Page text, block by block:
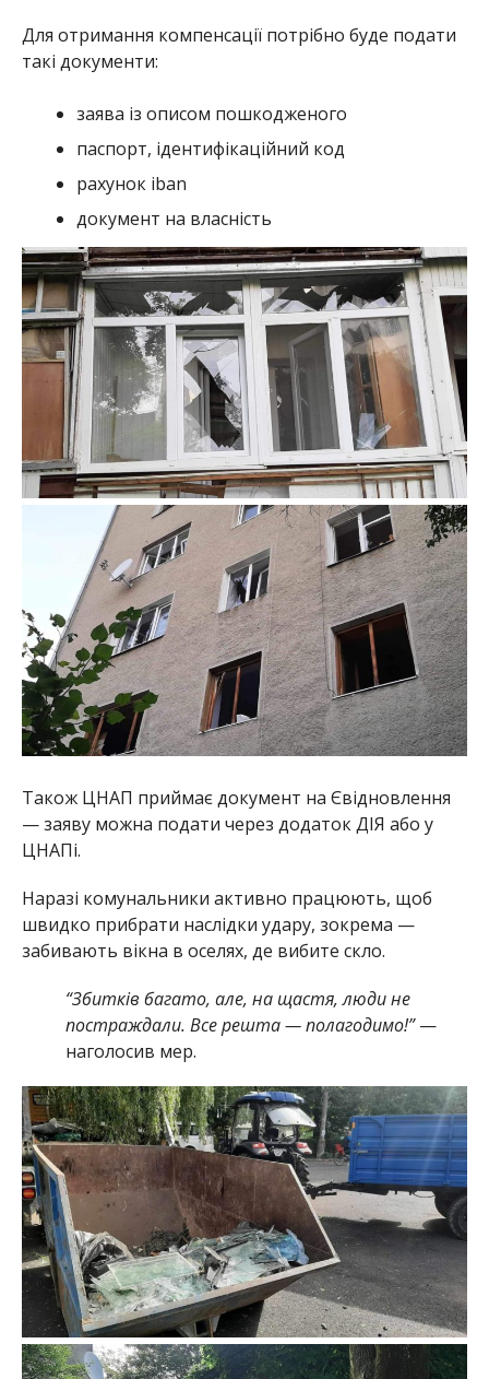
Для отримання компенсації потрібно буде подати
такі документи:
заява із описом пошкодженого
паспорт, ідентифікаційний код
рахунок iban
документ на власність
Також ЦНАП приймає документ на Євідновлення
— заяву можна подати через додаток ДІЯ або у
ЦНАПі.
Наразі комунальники активно працюють, щоб
швидко прибрати наслідки удару, зокрема —
забивають вікна в оселях, де вибите скло.
“Збитків багато, але, на щастя, люди не
постраждали. Все решта — полагодимо!”—
наголосив мер.